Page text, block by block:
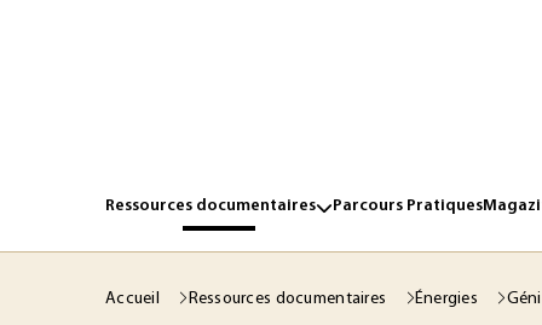
Ressources documentaires Parcours Pratiques
Accueil Ressources documentaires Énergies